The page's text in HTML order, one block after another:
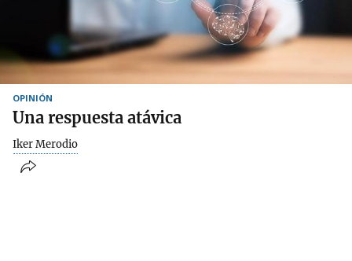
OPINIÓN
Una respuesta atávica
Iker Merodio